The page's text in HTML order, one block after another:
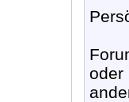
oder